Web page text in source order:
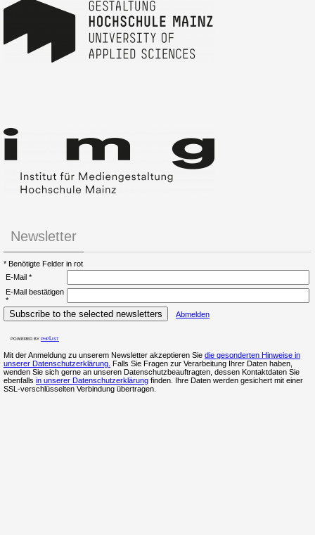
Newsletter